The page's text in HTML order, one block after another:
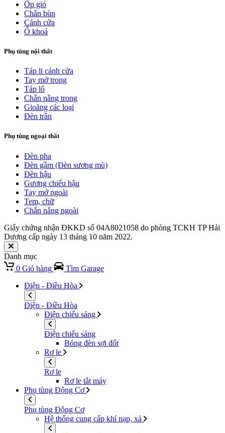
Ốp gió
Chắn bùn
Cánh cửa
Ổ khoá
Phụ tùng nội thất
Táp li cánh cửa
Tay mở trong
Táp lô
Chắn nắng trong
Gioăng các loại
Đèn trần
Phụ tùng ngoại thất
Đèn pha
Đèn gầm (Đèn sương mù)
Đèn hậu
Gương chiếu hậu
Tay mở ngoài
Tem, chữ
Chắn nắng ngoài
Giấy chứng nhận ĐKKD số 04A8021058 do phòng TCKH TP Hải
Dương cấp ngày 13 tháng 10 năm 2022.
Danh mục
0 Giỏ hàng
Tìm Garage
Điện - Điều Hòa
Điện - Điều Hòa
Điện chiếu sáng
Điện chiếu sáng
Bóng đèn sợi đốt
Rơ le
Rơ le
Rơ le tắt máy
Phụ tùng Động Cơ
Phụ tùng Động Cơ
Hệ thống cung cấp khí nạp, xả